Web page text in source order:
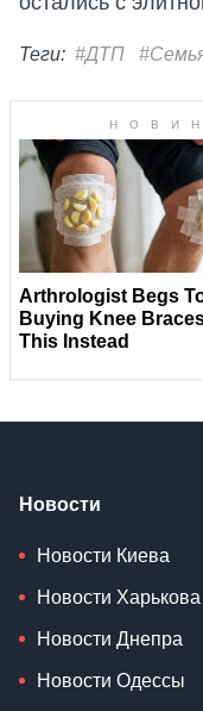
Теги: #ДТП
Новости
Новости Киева
Новости Харькова
Новости Днепра
Новости Одессы